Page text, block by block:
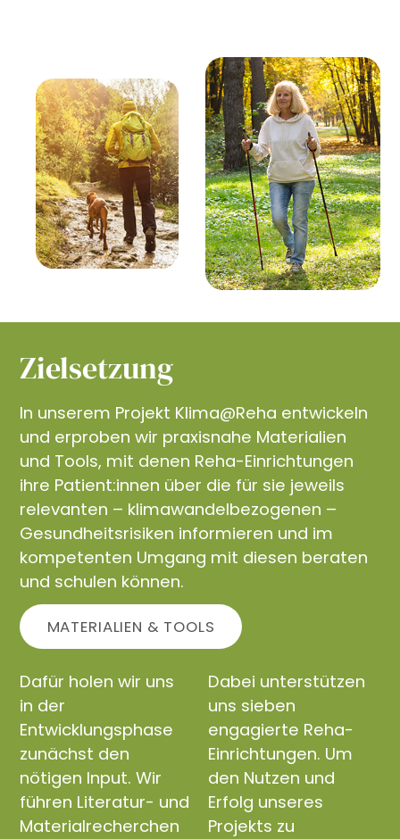
Zielsetzung
In unserem Projekt Klima@Reha entwickeln
und erproben wir praxisnahe Materialien
und Tools, mit denen Reha-Einrichtungen
ihre Patient:innen über die für sie jeweils
relevanten – klimawandelbezogenen –
Gesundheitsrisiken informieren und im
kompetenten Umgang mit diesen beraten
und schulen können.
MATERIALIEN & TOOLS
Dafür holen wir uns
in der
Entwicklungsphase
zunächst den
nötigen Input. Wir
führen Literatur- und
Materialrecherchen
Dabei unterstützen
uns sieben
engagierte Reha-
Einrichtungen. Um
den Nutzen und
Erfolg unseres
Projekts zu